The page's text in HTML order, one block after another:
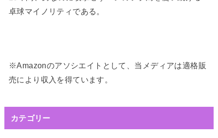
卓球マイノリティである。
※Amazonのアソシエイトとして、当メディアは適格販
売により収入を得ています。
カテゴリー